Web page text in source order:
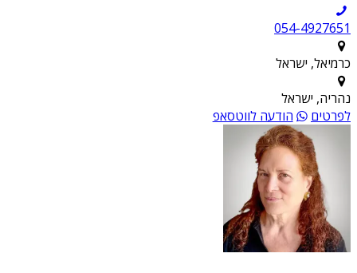
054-4927651
כרמיאל, ישראל
נהריה, ישראל
לפרטים
הודעה לווטסאפ